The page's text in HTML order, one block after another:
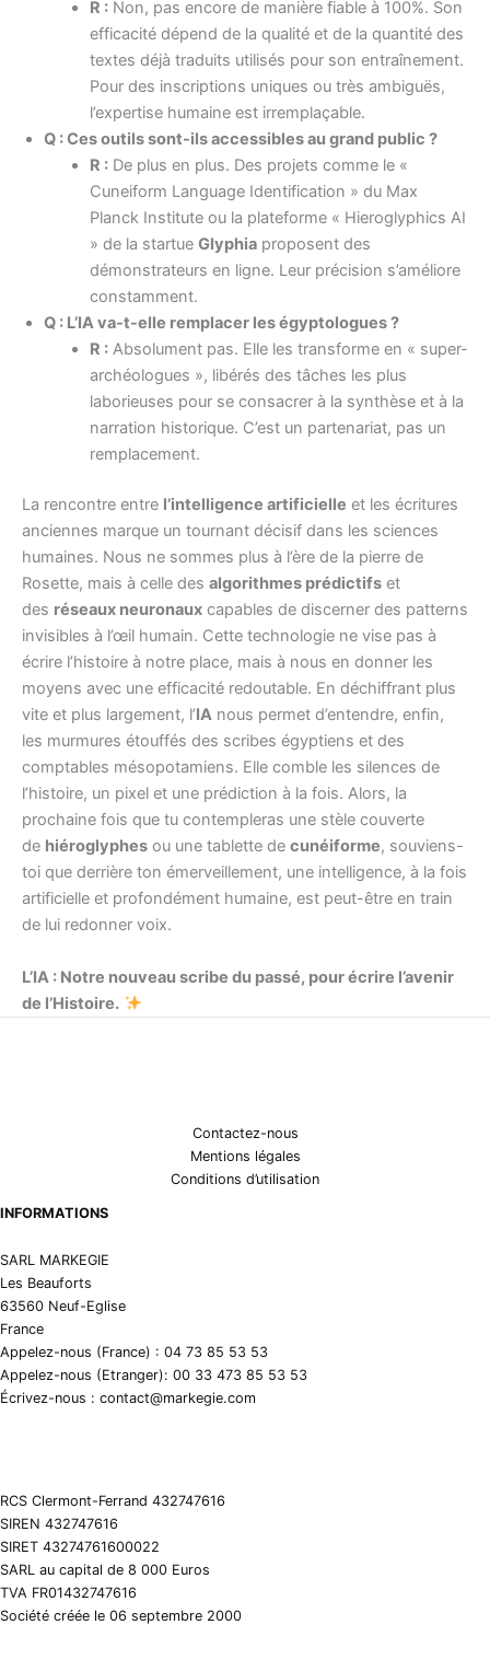
R :Non, pas encore de manière fiable à 100%. Son
efficacité dépend de la qualité et de la quantité des
textes déjà traduits utilisés pour son entraînement.
Pour des inscriptions uniques ou très ambiguës,
l’expertise humaine est irremplaçable.
Q : Ces outils sont-ils accessibles au grand public ?
R :De plus en plus. Des projets comme le «
Cuneiform Language Identification » du Max
Planck Institute ou la plateforme « Hieroglyphics AI
» de la startue Glyphiaproposent des
démonstrateurs en ligne. Leur précision s’améliore
constamment.
Q : L’IA va-t-elle remplacer les égyptologues ?
R :Absolument pas. Elle les transforme en « super-
archéologues », libérés des tâches les plus
laborieuses pour se consacrer à la synthèse et à la
narration historique. C’est un partenariat, pas un
remplacement.
La rencontre entre l’intelligence artificielle et les écritures
anciennes marque un tournant décisif dans les sciences
humaines. Nous ne sommes plus à l’ère de la pierre de
Rosette, mais à celle des algorithmes prédictifs et
des réseaux neuronaux capables de discerner des patterns
invisibles à l’œil humain. Cette technologie ne vise pas à
écrire l’histoire à notre place, mais à nous en donner les
moyens avec une efficacité redoutable. En déchiffrant plus
vite et plus largement, l’IA nous permet d’entendre, enfin,
les murmures étouffés des scribes égyptiens et des
comptables mésopotamiens. Elle comble les silences de
l’histoire, un pixel et une prédiction à la fois. Alors, la
prochaine fois que tu contempleras une stèle couverte
de hiéroglyphes ou une tablette de cunéiforme, souviens-
toi que derrière ton émerveillement, une intelligence, à la fois
artificielle et profondément humaine, est peut-être en train
de lui redonner voix.
L’IA : Notre nouveau scribe du passé, pour écrire l’avenir
de l’Histoire.
Contactez-nous
Mentions légales
Conditions d’utilisation
INFORMATIONS
SARL MARKEGIE
Les Beauforts
63560 Neuf-Eglise
France
Appelez-nous (France) : 04 73 85 53 53
Appelez-nous (Etranger): 00 33 473 85 53 53
Écrivez-nous : contact@markegie.com
RCS Clermont-Ferrand 432747616
SIREN 432747616
SIRET 43274761600022
SARL au capital de 8 000 Euros
TVA FR01432747616
Société créée le 06 septembre 2000